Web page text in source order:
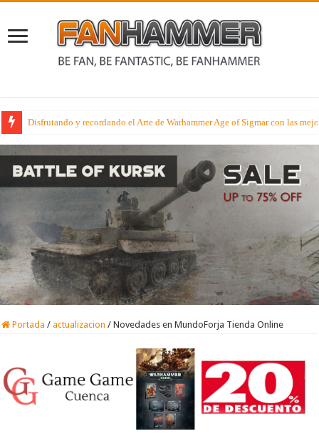
Conociendo a Morg ‘n’ Thorg en su historia y en sus diversas miniaturas
Portada / actualizacion / Novedades en MundoForja Tienda Online